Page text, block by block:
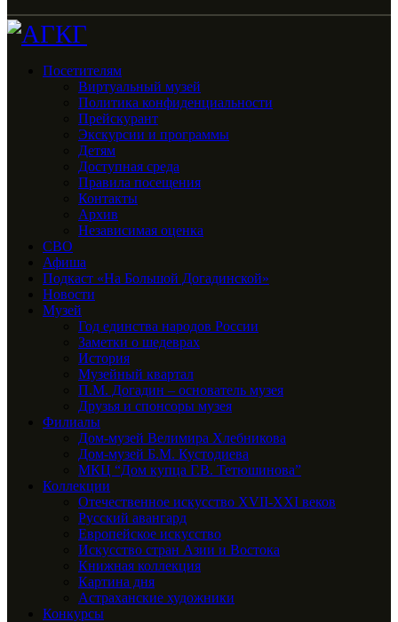
Посетителям
Виртуальный музей
Политика конфиденциальности
Прейскурант
Экскурсии и программы
Детям
Доступная среда
Правила посещения
Контакты
Архив
Независимая оценка
СВО
Афиша
Подкаст «На Большой Догадинской»
Новости
Музей
Год единства народов России
Заметки о шедеврах
История
Музейный квартал
П.М. Догадин – основатель музея
Друзья и спонсоры музея
Филиалы
Дом-музей Велимира Хлебникова
Дом-музей Б.М. Кустодиева
МКЦ “Дом купца Г.В. Тетюшинова”
Коллекции
Отечественное искусство XVII-XXI веков
Русский авангард
Европейское искусство
Искусство стран Азии и Востока
Книжная коллекция
Картина дня
Астраханские художники
Конкурсы